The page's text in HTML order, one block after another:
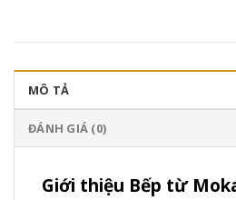
MÔ TẢ
ĐÁNH GIÁ (0)
Giới thiệu Bếp từ